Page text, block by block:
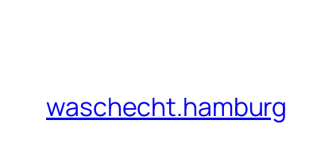
waschecht.hamburg